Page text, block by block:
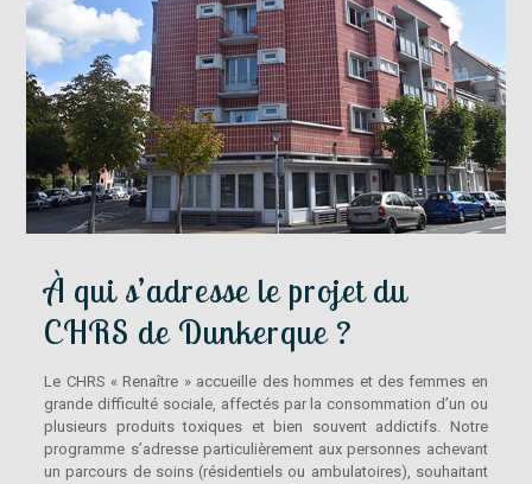
À qui s’adresse le projet du
CHRS de Dunkerque ?
Le CHRS « Renaître » accueille des hommes et des femmes en
grande difficulté sociale, affectés par la consommation d’un ou
plusieurs produits toxiques et bien souvent addictifs. Notre
programme s’adresse particulièrement aux personnes achevant
un parcours de soins (résidentiels ou ambulatoires), souhaitant